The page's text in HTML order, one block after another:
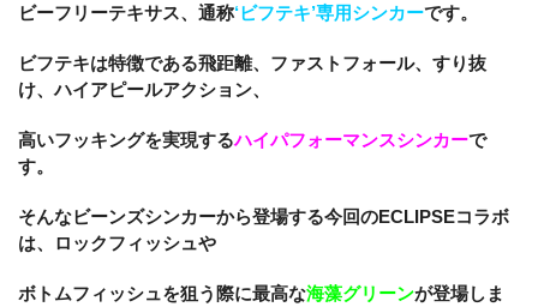
ビーフリーテキサス、通称‘ビフテキ’専用シンカーです。
ビフテキは特徴である飛距離、ファストフォール、すり抜
け、ハイアピールアクション、
高いフッキングを実現するハイパフォーマンスシンカーで
す。
そんなビーンズシンカーから登場する今回のECLIPSEコラボ
は、ロックフィッシュや
ボトムフィッシュを狙う際に最高な海藻グリーンが登場しま